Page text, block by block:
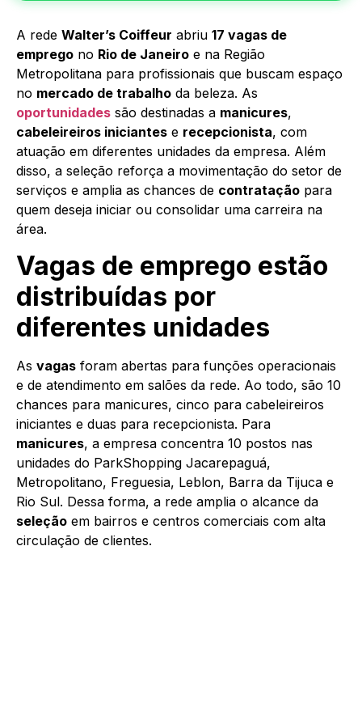
A rede Walter’s Coiffeur abriu 17 vagas de
emprego no Rio de Janeiro e na Região
Metropolitana para profissionais que buscam espaço
no mercado de trabalho da beleza. As
oportunidades são destinadas a manicures,
cabeleireiros iniciantes e recepcionista, com
atuação em diferentes unidades da empresa. Além
disso, a seleção reforça a movimentação do setor de
serviços e amplia as chances de contratação para
quem deseja iniciar ou consolidar uma carreira na
área.
Vagas de emprego estão
distribuídas por
diferentes unidades
As vagas foram abertas para funções operacionais
e de atendimento em salões da rede. Ao todo, são 10
chances para manicures, cinco para cabeleireiros
iniciantes e duas para recepcionista. Para
manicures, a empresa concentra 10 postos nas
unidades do ParkShopping Jacarepaguá,
Metropolitano, Freguesia, Leblon, Barra da Tijuca e
Rio Sul. Dessa forma, a rede amplia o alcance da
seleção em bairros e centros comerciais com alta
circulação de clientes.